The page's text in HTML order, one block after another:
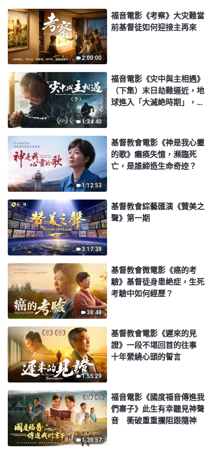
2:00:00
福音電影《考察》大灾難當
前基督徒如何迎接主再來
1:34:40
福音電影《灾中與主相遇》
（下集）末日劫難逼近，地
球進入「大滅絶時期」，人
1:12:53
基督教會電影《神是我心靈
的歌》癱痪失憶，瀕臨死
亡，是誰締造生命奇迹？
3:17:39
基督教會綜藝匯演《贊美之
聲》第一期
38:48
基督教會微電影《癌的考
驗》基督徒身患絶症，生死
考驗中如何經歷？
1:55:29
基督教會電影《遲來的見
證》一段不堪回首的往事
十年縈繞心頭的誓言
1:39:57
福音電影《國度福音傳進我
們寨子》此生有幸聽見神聲
音 衝破重重攔阻跟隨神